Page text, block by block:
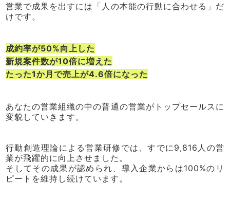
営業で成果を出すには「人の本能の行動に合わせる」だ
けです。
成約率が50%向上した
新規案件数が10倍に増えた
たった1か月で売上が4.6倍になった
あなたの営業組織の中の普通の営業がトップセールスに
変貌していきます。
行動創造理論による営業研修では、すでに9,816人の営
業が飛躍的に向上させました。
そしてその成果が認められ、導入企業からは100%のリ
ピートを維持し続けています。